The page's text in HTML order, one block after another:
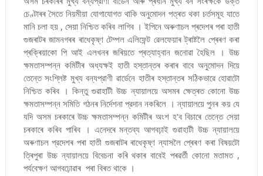
চেণ্টাৰৰ সৈতে নিয়মীয়া যোগাযোগত থাকি অনুমোদন পত্ৰত থকা চর্তসমূহ যাতে
মানি চলা হয় , সেয়া নিশ্চিত কৰিব লাগিব । ইপিনে অৰুণাচল প্ৰদেশৰ পৰা হাতী
গুজৰাটৰ জামনগৰৰ ৰাধেকৃষ্ণ টেম্পল এলিফেন্ট ৱেলফেয়াৰ ট্ৰাষ্টলৈ প্ৰেৰণ কৰা
প্ৰক্ৰিয়াকো পি আই এলখনৰ জৰিয়তে প্ৰত্যাহ্বান জনোৱা হৈছিল । উচ্চ
ক্ষমতাসম্পন্ন কমিটীৰ অধ্যক্ষই হাতী হস্তান্তৰ কৰাৰ বাবে অনুমোদন দিয়ে
তেন্তে সংশ্লিষ্ট মুখ্য বন্যপ্রাণী ৱার্ডেনে হাতীৰ হস্তান্তৰ সঠিকভাৱে হোৱাটো
নিশ্চিত কৰিব । কিন্তু গুৱাহাটী উচ্চ ন্যায়ালয়ে অসমৰ ক্ষেত্ৰত কোনো উচ্চ
ক্ষমতাসম্পন্ন সমিতি গঠনৰ নিৰ্দেশনা প্রদান নকৰিলে । ন্যায়ালয়ে পুনৰ কয় যে
যদি অসম চৰকাৰে উচ্চ ক্ষমতাসম্পন্ন কমিটীৰ অংশ হ'ব বিচাৰে তেন্তে সেয়া
চৰকাৰে কৰিব পাৰিব । এনেদৰে মন্তব্য আগবঢ়াই গুৱাহাটী উচ্চ ন্যায়ালয়ে
অৰুণাচল প্রদেশৰ পৰা হাতী গুজৰাটৰ ৰাধেকৃষ্ণ ন্যাসলৈ প্ৰেৰণ কৰা বিষয়টো
ত্ৰিপুৰা উচ্চ ন্যায়ালয়ে বিবেচনা কৰি থকাৰ বাবেই পৰৱৰ্তী কোনো মতামত ,
পর্যবেক্ষণ আগবঢ়োৱাৰ পৰা বিৰত থাকে ।